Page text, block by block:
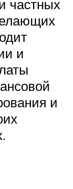
частных
и
и